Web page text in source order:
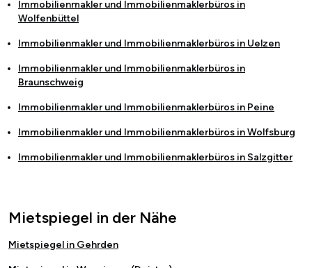
Immobilienmakler und Immobilienmaklerbüros in
Wolfenbüttel
Immobilienmakler und Immobilienmaklerbüros in Uelzen
Immobilienmakler und Immobilienmaklerbüros in
Braunschweig
Immobilienmakler und Immobilienmaklerbüros in Peine
Immobilienmakler und Immobilienmaklerbüros inWolfsburg
Immobilienmakler und Immobilienmaklerbüros in Salzgitter
Mietspiegel in der Nähe
Mietspiegel in Gehrden